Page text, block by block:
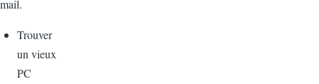
mail.
Trouver
un vieux
PC